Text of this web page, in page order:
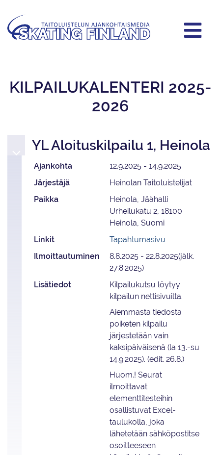
KILPAILUKALENTERI 2025-
2026
YL Aloituskilpailu 1, Heinola
Ajankohta
12.9.2025 - 14.9.2025
Järjestäjä
Heinolan Taitoluistelijat
Paikka
Heinola, Jäähalli
Urheilukatu 2, 18100
Heinola, Suomi
Linkit
Tapahtumasivu
Ilmoittautuminen
8.8.2025 - 22.8.2025(jälk.
27.8.2025)
Lisätiedot
Kilpailukutsu löytyy
kilpailun nettisivuilta.
Aiemmasta tiedosta
poiketen kilpailu
järjestetään vain
kaksipäiväisenä (la 13.-su
14.9.2025). (edit. 26.8.)
Huom.! Seurat
ilmoittavat
elementtitesteihin
osallistuvat Excel-
taulukolla, joka
lähetetään sähköpostitse
osoitteeseen